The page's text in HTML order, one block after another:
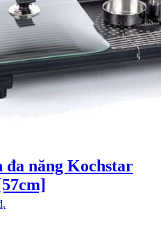
đa năng Kochstar